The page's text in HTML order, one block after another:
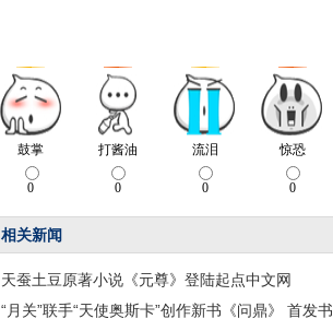
相关新闻
天蚕土豆原著小说《元尊》登陆起点中文网
“月关”联手“天使奥斯卡”创作新书《问鼎》 首发书